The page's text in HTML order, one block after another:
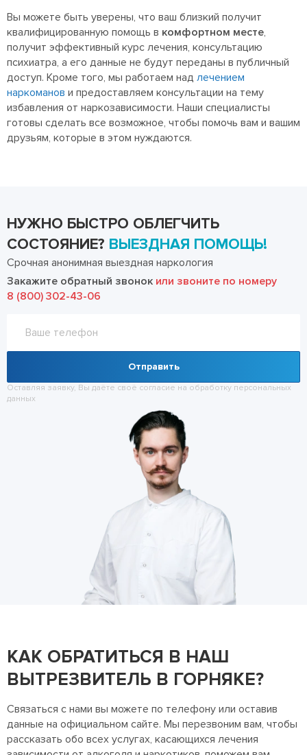
Вы можете быть уверены, что ваш близкий получит
квалифицированную помощь в комфортном месте,
получит эффективный курс лечения, консультацию
психиатра, а его данные не будут переданы в публичный
доступ. Кроме того, мы работаем над лечением
наркоманов и предоставляем консультации на тему
избавления от наркозависимости. Наши специалисты
готовы сделать все возможное, чтобы помочь вам и вашим
друзьям, которые в этом нуждаются.
НУЖНО БЫСТРО ОБЛЕГЧИТЬ
СОСТОЯНИЕ? ВЫЕЗДНАЯ ПОМОЩЬ!
Срочная анонимная выездная наркология
Закажите обратный звонок или звоните по номеру
8 (800) 302-43-06
Отправить
Оставляя заявку, Вы даёте своё согласие на обработку персональных
данных
КАК ОБРАТИТЬСЯ В НАШ
ВЫТРЕЗВИТЕЛЬ В ГОРНЯКЕ?
Связаться с нами вы можете по телефону или оставив
данные на официальном сайте. Мы перезвоним вам, чтобы
рассказать обо всех услугах, касающихся лечения